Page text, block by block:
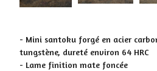
- Mini santoku forgé en acier
tungstène, dureté environ 64 HRC
- Lame finition mate foncée